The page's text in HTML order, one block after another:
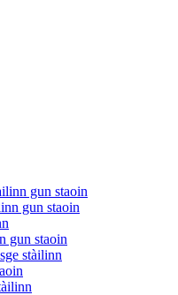
gun staoin
gun staoin
gun staoin
stàilinn